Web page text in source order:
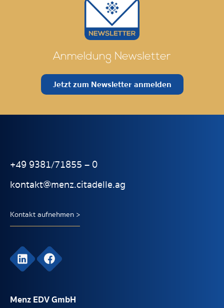
Anmeldung Newsletter
Jetzt zum Newsletter anmelden
+49 9381/71855 – 0
kontakt@menz.citadelle.ag
Kontakt aufnehmen >
Menz EDV GmbH